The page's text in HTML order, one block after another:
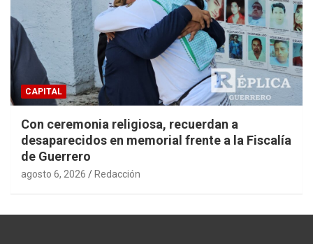
CAPITAL
Con ceremonia religiosa, recuerdan a
desaparecidos en memorial frente a la Fiscalía
de Guerrero
agosto 6, 2026 Redacción